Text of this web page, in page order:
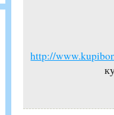
http://